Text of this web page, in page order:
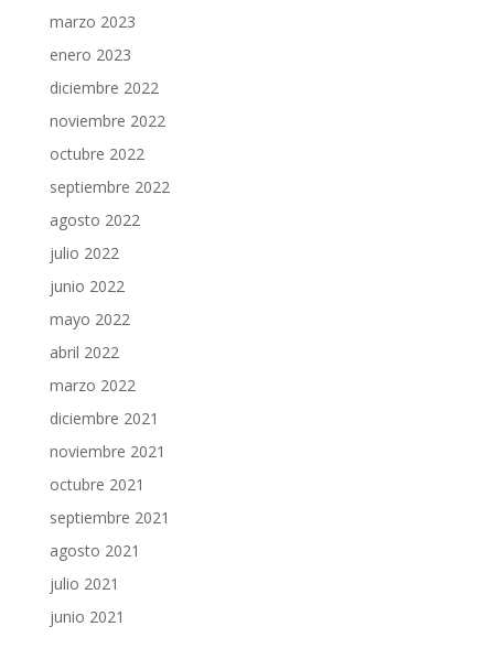
marzo 2023
enero 2023
diciembre 2022
noviembre 2022
octubre 2022
septiembre 2022
agosto 2022
julio 2022
junio 2022
mayo 2022
abril 2022
marzo 2022
diciembre 2021
noviembre 2021
octubre 2021
septiembre 2021
agosto 2021
julio 2021
junio 2021